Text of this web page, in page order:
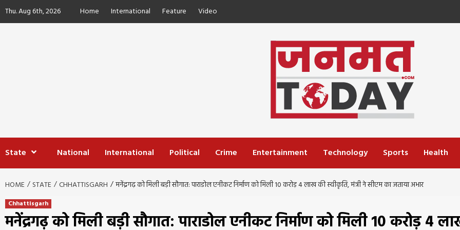
Skip
toThu. Aug 6th, 2026 Home International Feature Video
State National International Political Crime Entertainment Technology Sports Health
HOME STATE CHHATTISGARH मनेंद्रगढ़ को मिली बड़ी सौगात: पाराडोल एनीकट निर्माण को मिली 10 करोड़ 4 लाख की स्वीकृति, मंत्री ने सीएम का जताया अभार
Chhattisgarh
मनेंद्रगढ़ को मिली बड़ी सौगात: पाराडोल एनीकट निर्माण को मिली 10 करोड़ 4